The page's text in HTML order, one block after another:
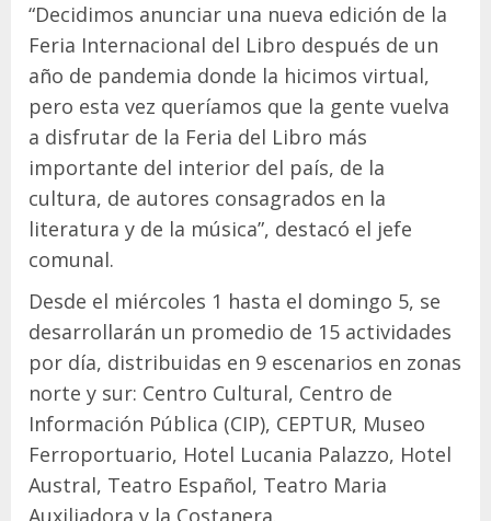
“Decidimos anunciar una nueva edición de la
Feria Internacional del Libro después de un
año de pandemia donde la hicimos virtual,
pero esta vez queríamos que la gente vuelva
a disfrutar de la Feria del Libro más
importante del interior del país, de la
cultura, de autores consagrados en la
literatura y de la música”, destacó el jefe
comunal.
Desde el miércoles 1 hasta el domingo 5, se
desarrollarán un promedio de 15 actividades
por día, distribuidas en 9 escenarios en zonas
norte y sur: Centro Cultural, Centro de
Información Pública (CIP), CEPTUR, Museo
Ferroportuario, Hotel Lucania Palazzo, Hotel
Austral, Teatro Español, Teatro Maria